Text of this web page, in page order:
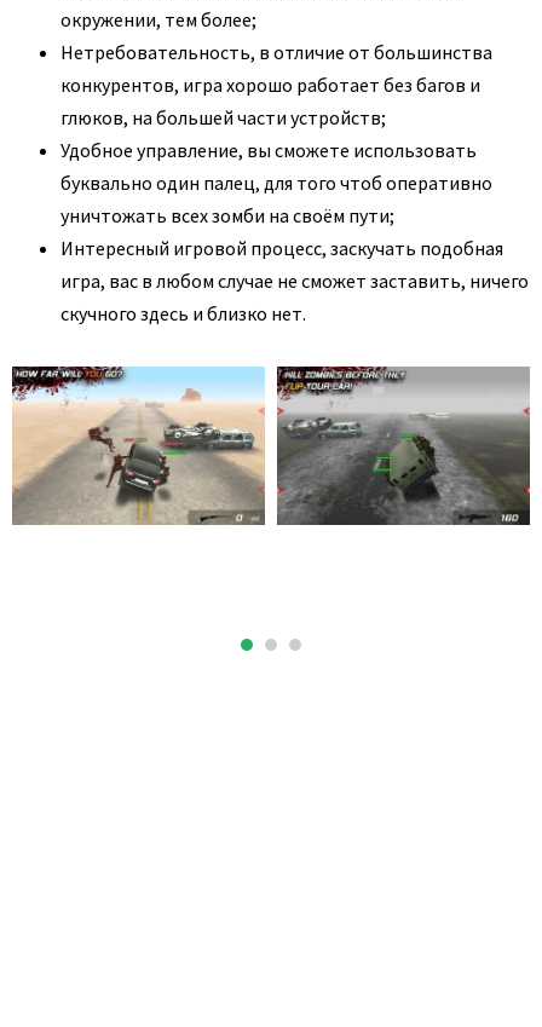
окружении, тем более;
Нетребовательность, в отличие от большинства
конкурентов, игра хорошо работает без багов и
глюков, на большей части устройств;
Удобное управление, вы сможете использовать
буквально один палец, для того чтоб оперативно
уничтожать всех зомби на своём пути;
Интересный игровой процесс, заскучать подобная
игра, вас в любом случае не сможет заставить, ничего
скучного здесь и близко нет.